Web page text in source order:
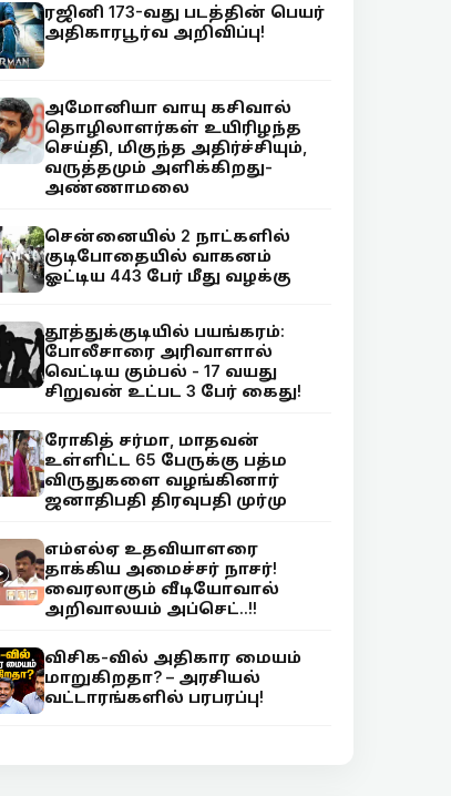
ரஜினி 173-வது படத்தின் பெயர்
அதிகாரபூர்வ அறிவிப்பு!
அமோனியா வாயு கசிவால்
தொழிலாளர்கள் உயிரிழந்த
செய்தி, மிகுந்த அதிர்ச்சியும்,
வருத்தமும் அளிக்கிறது-
அண்ணாமலை
சென்னையில் 2 நாட்களில்
குடிபோதையில் வாகனம்
ஓட்டிய 443 பேர் மீது வழக்கு
தூத்துக்குடியில் பயங்கரம்:
போலீசாரை அரிவாளால்
வெட்டிய கும்பல் - 17 வயது
சிறுவன் உட்பட 3 பேர் கைது!
ரோகித் சர்மா, மாதவன்
உள்ளிட்ட 65 பேருக்கு பத்ம
விருதுகளை வழங்கினார்
ஜனாதிபதி திரவுபதி முர்மு
எம்எல்ஏ உதவியாளரை
தாக்கிய அமைச்சர் நாசர்!
வைரலாகும் வீடியோவால்
அறிவாலயம் அப்செட்..!!
விசிக-வில் அதிகார மையம்
மாறுகிறதா? – அரசியல்
வட்டாரங்களில் பரபரப்பு!